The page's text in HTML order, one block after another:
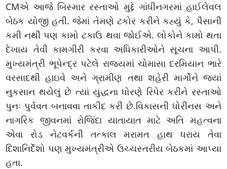
CMએ આજે બિસ્માર રસ્તાઓ મુદ્દે ગાંધીનગરમાં હાઈલેવલ
બેઠક યોજી હતી. જેમાં તેમણે ટકોર કરીને કહ્યું કે, પૈસાની
કમી નથી પણ કામો ટકાઉ થવા જોઈએ. લોકોને કામો થતા
દેખાય તેવી કામગીરી કરવા અધિકારીઓને સૂચના આપી.
મુખ્યમંત્રી ભૂપેન્દ્ર પટેલે રાજ્યમાં ચોમાસા દરમિયાન ભારે
વરસાદથી હાઇવે અને ગ્રામીણ તથા શહેરી માર્ગોને જ્યાં
નુકસાન થયેલું છે ત્યાં યુદ્ધના ધોરણે રિપેર કરીને રસ્તાઓ
પુનઃ પુર્વવત બનાવવા તાકીદ કરી છે.વિકાસની ધોરીનસ અને
નાગરિક જીવનમાં રોજિંદા યાતાયાત માટે અતિ મહત્વના
એવા રોડ નેટવર્કની તત્કાલ મરામત હાથ ધરાય તેવા
દિશાનિર્દેશો પણ મુખ્યમંત્રીએ ઉચ્ચસ્તરીય બેઠકમાં આપ્યા
હતા.